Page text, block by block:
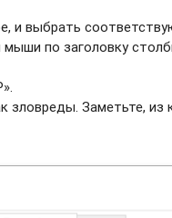
и выбрать
мыши по заголовку
зловреды. Заметьте, из